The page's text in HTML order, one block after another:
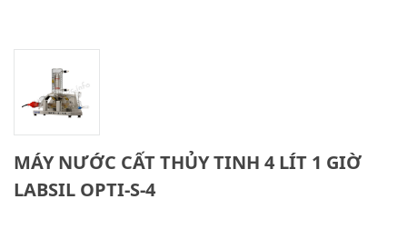
MÁY NƯỚC CẤT THỦY TINH 4 LÍT 1 GIỜ
LABSIL OPTI-S-4